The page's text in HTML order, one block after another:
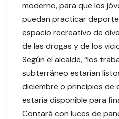
moderno, para que los
puedan practicar
espacio recreativo de
de las drogas y de los
Según el alcalde, ‘‘los
subterráneo estarían
diciembre o principios de
estaría disponible para
Contará con luces de